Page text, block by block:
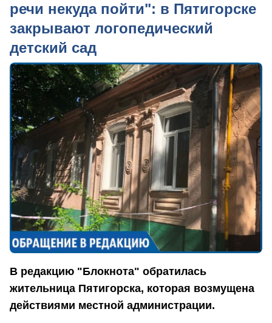
речи некуда пойти": в Пятигорске
закрывают логопедический
детский сад
В редакцию "Блокнота" обратилась
жительница Пятигорска, которая возмущена
действиями местной администрации.